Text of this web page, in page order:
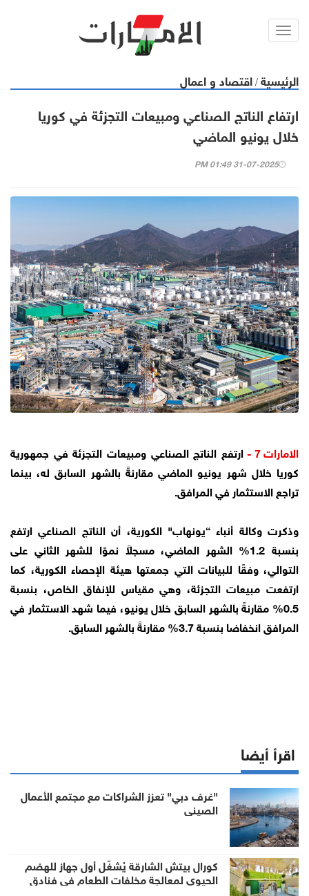
Toggl
الرئيسية / اقتصاد و اعمال
ارتفاع الناتج الصناعي ومبيعات التجزئة في كوريا
خلال يونيو الماضي
31-07-2025 01:49 PM
الامارات 7 -
ارتفع الناتج الصناعي ومبيعات التجزئة في جمهورية
كوريا خلال شهر يونيو الماضي مقارنةً بالشهر السابق له، بينما
تراجع الاستثمار في المرافق.
وذكرت وكالة أنباء “يونهاب" الكورية، أن الناتج الصناعي ارتفع
بنسبة 1.2% الشهر الماضي، مسجلاً نموًا للشهر الثاني على
التوالي، وفقًا للبيانات التي جمعتها هيئة الإحصاء الكورية، كما
ارتفعت مبيعات التجزئة، وهي مقياس للإنفاق الخاص، بنسبة
0.5% مقارنةً بالشهر السابق خلال يونيو، فيما شهد الاستثمار في
المرافق انخفاضا بنسبة 3.7% مقارنةً بالشهر السابق.
اقرأ أيضا
"غرف دبي" تعزز الشراكات مع مجتمع الأعمال
الصيني
كورال بيتش الشارقة يُشغّل أول جهاز للهضم
الحيوي لمعالجة مخلفات الطعام في فنادق